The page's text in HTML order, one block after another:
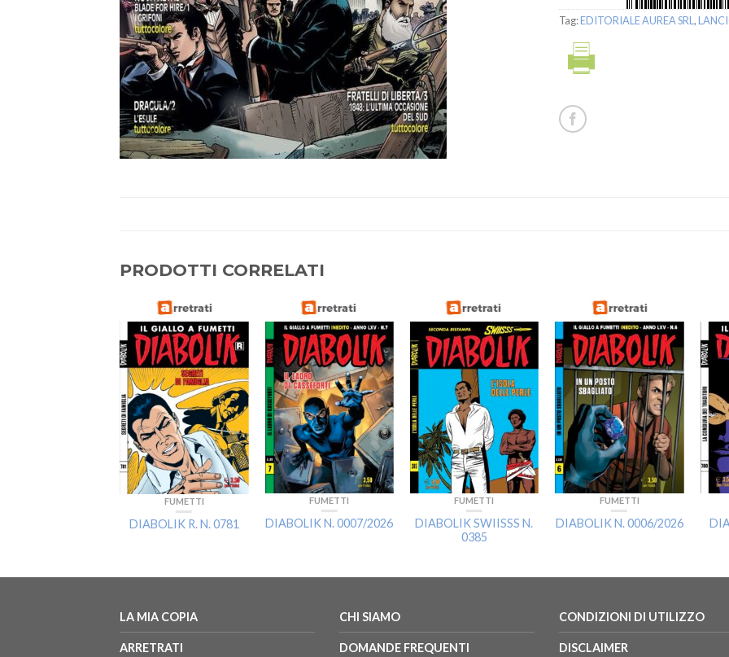
Tag:EDITORIALE AUREA SRL ,
PRODOTTI CORRELATI
FUMETTI
DIABOLIK R. N. 0781
FUMETTI
DIABOLIK N. 0007/2026
FUMETTI
DIABOLIK SWIISSS N.
0385
FUMETTI
DIABOLIK N. 0006/2026
LA MIA COPIA
ARRETRATI
CHI SIAMO
DOMANDE FREQUENTI
CONDIZIONI DI UTILIZZO
DISCLAIMER